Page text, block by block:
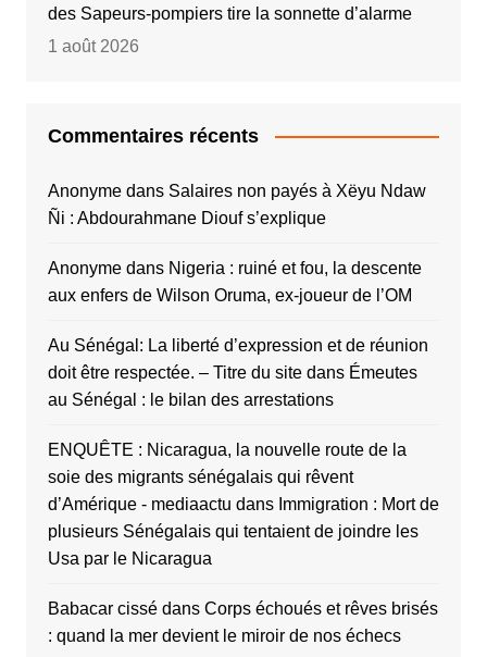
des Sapeurs-pompiers tire la sonnette d’alarme
1 août 2026
Commentaires récents
Anonymedans Salaires non payés à Xëyu Ndaw
Ñi : Abdourahmane Diouf s’explique
Anonymedans Nigeria : ruiné et fou, la descente
aux enfers de Wilson Oruma, ex-joueur de l’OM
Au Sénégal: La liberté d’expression et de réunion
doit être respectée. – Titre du sitedans Émeutes
au Sénégal : le bilan des arrestations
ENQUÊTE : Nicaragua, la nouvelle route de la
soie des migrants sénégalais qui rêvent
d’Amérique - mediaactu dans Immigration : Mort de
plusieurs Sénégalais qui tentaient de joindre les
Usa par le Nicaragua
Babacar cissédans Corps échoués et rêves brisés
: quand la mer devient le miroir de nos échecs